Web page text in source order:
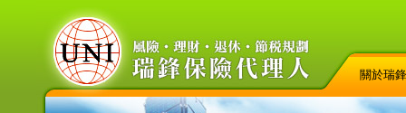
關於瑞鋒